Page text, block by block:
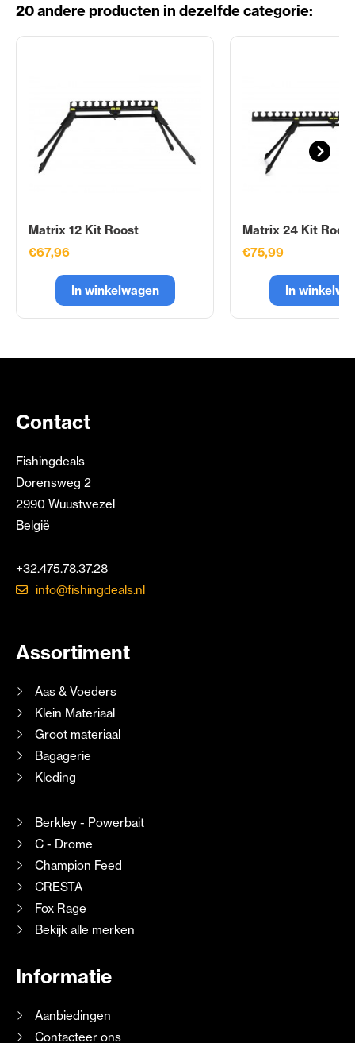
20 andere producten in dezelfde categorie:
Matrix 12 Kit Roost
€67,96
In winkelwagen
Matrix 24 Kit Roost
€75,99
In
Contact
Fishingdeals
Dorensweg 2
2990 Wuustwezel
België
+32.475.78.37.28
info@fishingdeals.nl
Assortiment
Aas & Voeders
Klein Materiaal
Groot materiaal
Bagagerie
Kleding
Berkley - Powerbait
C - Drome
Champion Feed
CRESTA
Fox Rage
Bekijk alle merken
Informatie
Aanbiedingen
Contacteer ons